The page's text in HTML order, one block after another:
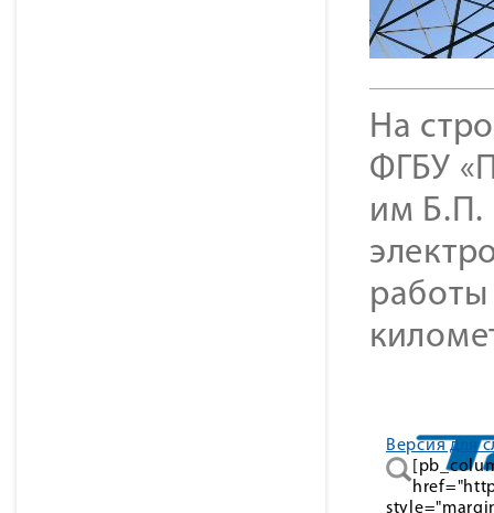
На
ФГБУ
им Б.П.
Версия для